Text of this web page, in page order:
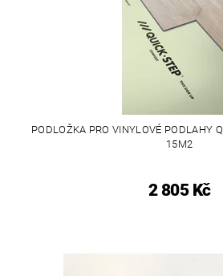
PODLOŽKA PRO VINYLOVÉ PODLAHY
15M2
2 805 Kč